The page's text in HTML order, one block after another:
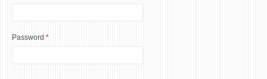
Password *